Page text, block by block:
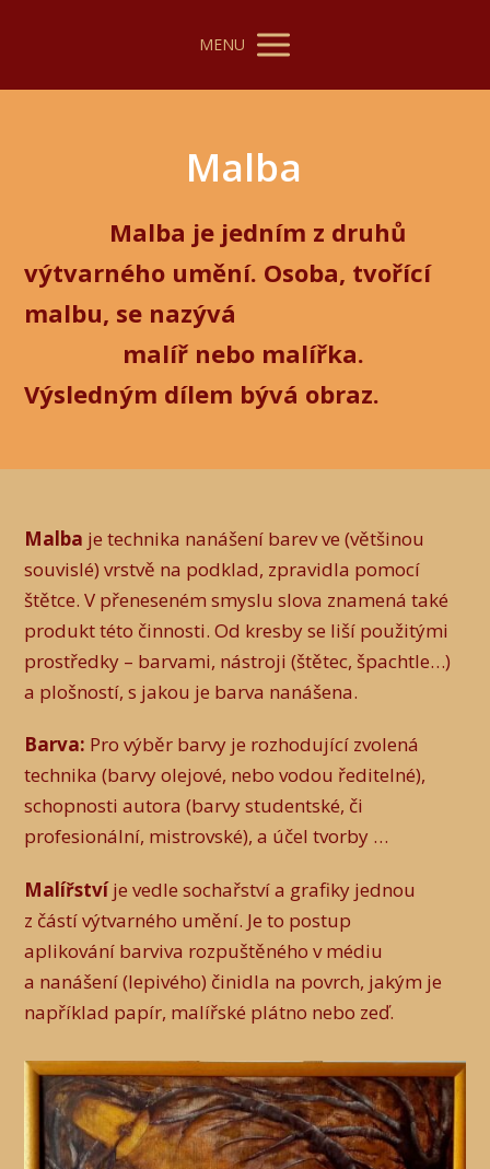
MENU
Malba
Malba je jedním z druhů
výtvarného umění. Osoba, tvořící
malbu, se nazývá
malíř nebo malířka.
Výsledným dílem bývá obraz.
Malba je technika nanášení barev ve (většinou
souvislé) vrstvě na podklad, zpravidla pomocí
štětce. V přeneseném smyslu slova znamená také
produkt této činnosti. Od kresby se liší použitými
prostředky – barvami, nástroji (štětec, špachtle…)
a plošností, s jakou je barva nanášena.
Barva: Pro výběr barvy je rozhodující zvolená
technika (barvy olejové, nebo vodou ředitelné),
schopnosti autora (barvy studentské, či
profesionální, mistrovské), a účel tvorby …
Malířstvíje vedle sochařství a grafiky jednou
z částí výtvarného umění. Je to postup
aplikování barviva rozpuštěného v médiu
a nanášení (lepivého) činidla na povrch, jakým je
například papír, malířské plátno nebo zeď.